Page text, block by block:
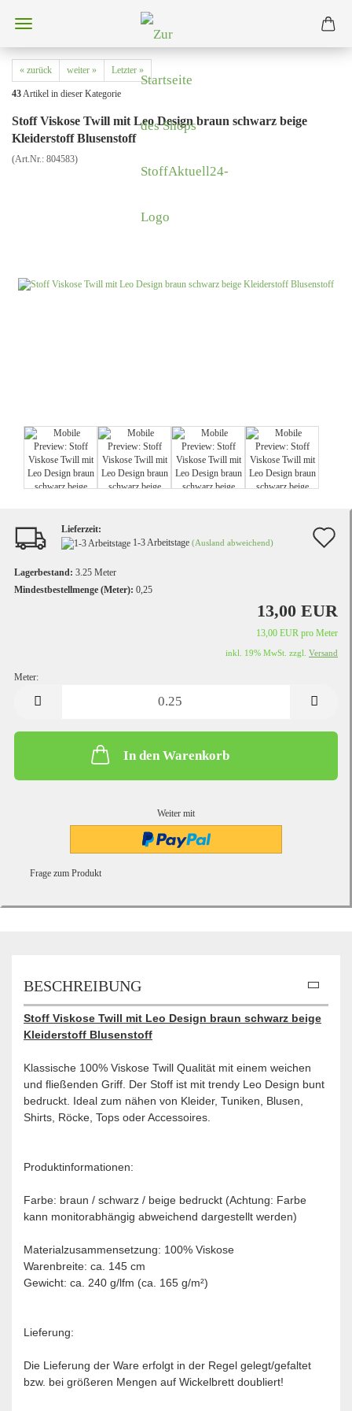
« zurück weiter » Letzter »
43Artikel in dieser Kategorie
Stoff Viskose Twill mit Leo Design braun schwarz beige
Kleiderstoff Blusenstoff
(Art.Nr.: 804583)
Lieferzeit:
1-3 Arbeitstage (Ausland abweichend)
Lagerbestand: 3.25 Meter
Mindestbestellmenge (Meter): 0,25
13,00 EUR
13,00 EUR pro Meter
inkl. 19% MwSt. zzgl. Versand
Meter:
In den Warenkorb
Weiter mit
Frage zum Produkt
BESCHREIBUNG
Stoff Viskose Twill mit Leo Design braun schwarz beige
Kleiderstoff Blusenstoff
Klassische 100% Viskose Twill Qualität mit einem weichen
und fließenden Griff. Der Stoff ist mit trendy Leo Design bunt
bedruckt. Ideal zum nähen von Kleider, Tuniken, Blusen,
Shirts, Röcke, Tops oder Accessoires.
Produktinformationen:
Farbe: braun / schwarz / beige bedruckt (Achtung: Farbe
kann monitorabhängig abweichend dargestellt werden)
Materialzusammensetzung: 100% Viskose
Warenbreite: ca. 145 cm
Gewicht: ca. 240 g/lfm (ca. 165 g/m²)
Lieferung:
Die Lieferung der Ware erfolgt in der Regel gelegt/gefaltet
bzw. bei größeren Mengen auf Wickelbrett doubliert!